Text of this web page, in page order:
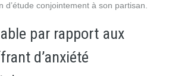
d’étude conjointement à son partisan.
par rapport aux
d’anxiété